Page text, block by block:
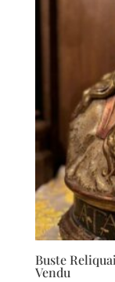
Buste
Vendu